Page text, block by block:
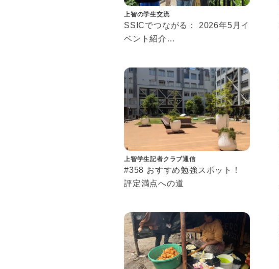
上智の学生交流
SSICでつながる： 2026年5月イ
ベント紹介
上智学生記者クラブ通信
#358 おすすめ勉強スポット！
評定満点への道